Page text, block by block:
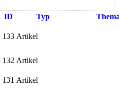
ID Typ
133 Artikel
132 Artikel
131 Artikel